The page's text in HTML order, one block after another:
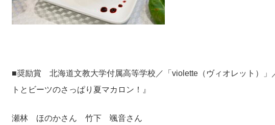
■奨励賞 北海道文教大学付属高等学校／「violette（ヴィオレット）」
トとビーツのさっぱり夏マカロン！』
瀬林 ほのかさん ⽵下 颯⾳さん